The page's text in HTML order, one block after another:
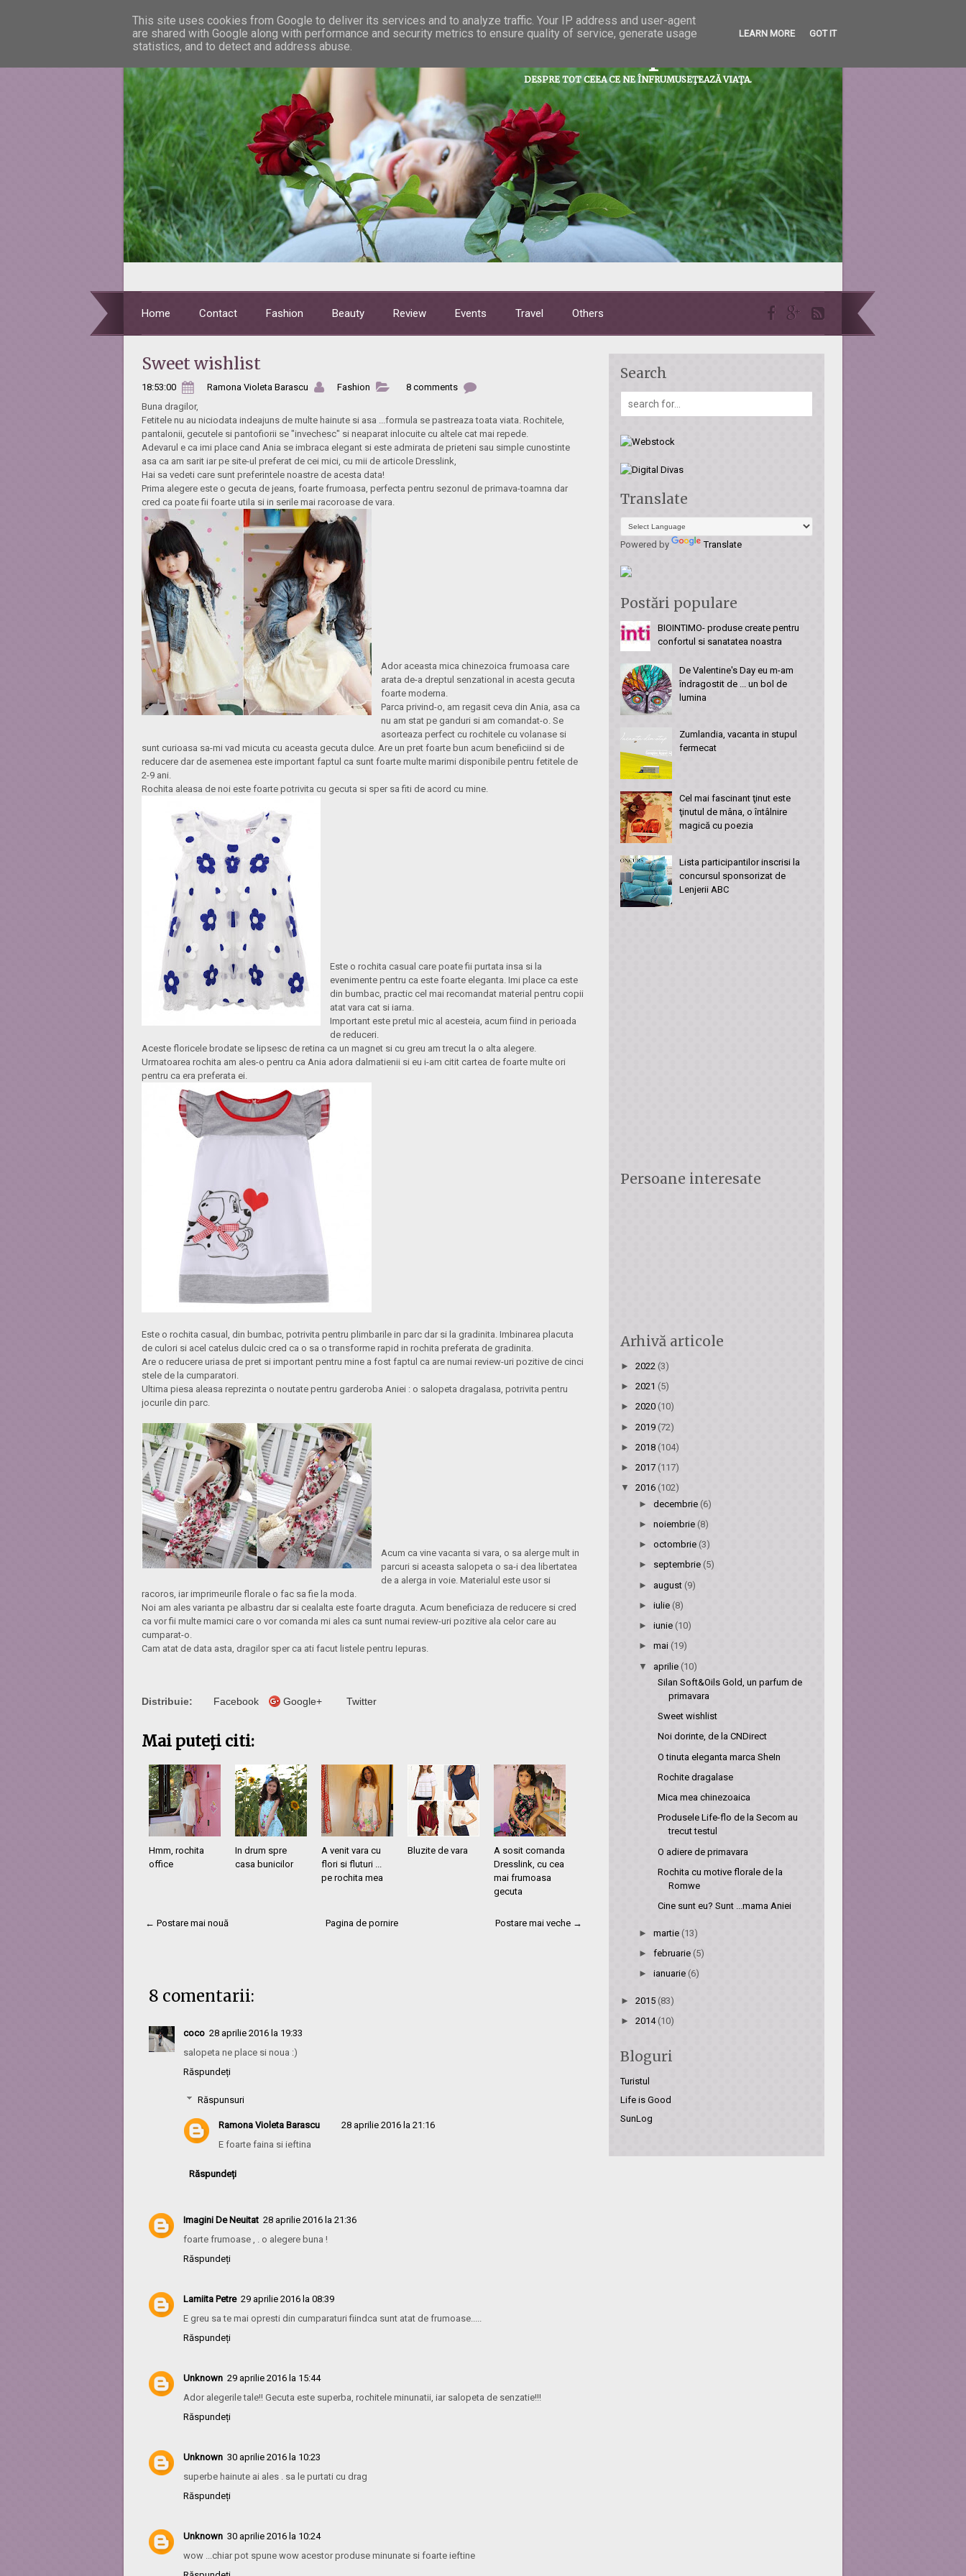
La taifas cu prietenii...
DESPRE TOT CEEA CE NE ÎNFRUMUSEŢEAZĂ VIAŢA.
Home Contact Fashion Beauty Review Events Travel Others
Sweet wishlist
18:53:00 Ramona Violeta Barascu Fashion
8 comments
Buna dragilor,
Fetitele nu au niciodata indeajuns de multe hainute si asa ...formula se pastreaza toata viata. Rochitele,
pantalonii, gecutele si pantofiorii se "invechesc" si neaparat inlocuite cu altele cat mai repede.
Adevarul e ca imi place cand Ania se imbraca elegant si este admirata de prieteni sau simple cunostinte
asa ca am sarit iar pe site-ul preferat de cei mici, cu mii de articole Dresslink,
Hai sa vedeti care sunt preferintele noastre de acesta data!
Prima alegere este o gecuta de jeans, foarte frumoasa, perfecta pentru sezonul de primava-toamna dar
cred ca poate fii foarte utila si in serile mai racoroase de vara.
Ador aceasta mica chinezoica frumoasa care
arata de-a dreptul senzational in acesta gecuta
foarte moderna.
Parca privind-o, am regasit ceva din Ania, asa ca
nu am stat pe ganduri si am comandat-o. Se
asorteaza perfect cu rochitele cu volanase si
sunt curioasa sa-mi vad micuta cu aceasta gecuta dulce. Are un pret foarte bun acum beneficiind si de
reducere dar de asemenea este important faptul ca sunt foarte multe marimi disponibile pentru fetitele de
2-9 ani.
Rochita aleasa de noi este foarte potrivita cu gecuta si sper sa fiti de acord cu mine.
Este o rochita casual care poate fii purtata insa si la
evenimente pentru ca este foarte eleganta. Imi place ca este
din bumbac, practic cel mai recomandat material pentru copii
atat vara cat si iarna.
Important este pretul mic al acesteia, acum fiind in perioada
de reduceri.
Aceste floricele brodate se lipsesc de retina ca un magnet si cu greu am trecut la o alta alegere.
Urmatoarea rochita am ales-o pentru ca Ania adora dalmatienii si eu i-am citit cartea de foarte multe ori
pentru ca era preferata ei.
Este o rochita casual, din bumbac, potrivita pentru plimbarile in parc dar si la gradinita. Imbinarea placuta
de culori si acel catelus dulcic cred ca o sa o transforme rapid in rochita preferata de gradinita.
Are o reducere uriasa de pret si important pentru mine a fost faptul ca are numai review-uri pozitive de cinci
stele de la cumparatori.
Ultima piesa aleasa reprezinta o noutate pentru garderoba Aniei : o salopeta dragalasa, potrivita pentru
jocurile din parc.
Acum ca vine vacanta si vara, o sa alerge mult in
parcuri si aceasta salopeta o sa-i dea libertatea
de a alerga in voie. Materialul este usor si
racoros, iar imprimeurile florale o fac sa fie la moda.
Noi am ales varianta pe albastru dar si cealalta este foarte draguta. Acum beneficiaza de reducere si cred
ca vor fii multe mamici care o vor comanda mi ales ca sunt numai review-uri pozitive ala celor care au
cumparat-o.
Cam atat de data asta, dragilor sper ca ati facut listele pentru Iepuras.
Distribuie: Facebook Google+ Twitter
Mai puteţi citi:
Hmm, rochita
office
In drum spre
casa bunicilor
A venit vara cu
flori si fluturi ...
pe rochita mea
Bluzite de vara
A sosit comanda
Dresslink, cu cea
mai frumoasa
gecuta
← Postare mai nouă Postare mai veche →
Pagina de pornire
8 comentarii:
coco 28 aprilie 2016 la 19:33
salopeta ne place si noua :)
Răspundeți
Răspunsuri
Ramona Violeta Barascu
28 aprilie 2016 la 21:16
E foarte faina si ieftina
Răspundeți
Imagini De Neuitat 28 aprilie 2016 la 21:36
foarte frumoase , . o alegere buna !
Răspundeți
Lamiita Petre 29 aprilie 2016 la 08:39
E greu sa te mai opresti din cumparaturi fiindca sunt atat de frumoase.....
Răspundeți
Unknown 29 aprilie 2016 la 15:44
Ador alegerile tale!! Gecuta este superba, rochitele minunatii, iar salopeta de senzatie!!!
Răspundeți
Unknown 30 aprilie 2016 la 10:23
superbe hainute ai ales . sa le purtati cu drag
Răspundeți
Unknown 30 aprilie 2016 la 10:24
wow ...chiar pot spune wow acestor produse minunate si foarte ieftine
Search
Translate
Powered by Translate
Postări populare
BIOINTIMO- produse create pentru
confortul si sanatatea noastra
De Valentine's Day eu m-am
îndragostit de ... un bol de
lumina
Zumlandia, vacanta in stupul
fermecat
Cel mai fascinant ţinut este
ţinutul de mâna, o întâlnire
magică cu poezia
Lista participantilor inscrisi la
concursul sponsorizat de
Lenjerii ABC
Persoane interesate
Arhivă articole
► 2022 (3)
► 2021 (5)
► 2020 (10)
► 2019 (72)
► 2018 (104)
► 2017 (117)
▼ 2016 (102)
►decembrie (6)
►noiembrie(8)
►octombrie (3)
► septembrie (5)
►august (9)
►iulie(8)
►iunie (10)
►mai(19)
▼aprilie (10)
Silan Soft&Oils Gold, un parfum de
primavara
Sweet wishlist
Noi dorinte, de la CNDirect
O tinuta eleganta marca SheIn
Rochite dragalase
Mica mea chinezoaica
Produsele Life-flo de la Secom au
trecut testul
O adiere de primavara
Rochita cu motive florale de la
Romwe
Cine sunt eu? Sunt ...mama Aniei
►martie (13)
►februarie (5)
►ianuarie (6)
► 2015 (83)
► 2014 (10)
Bloguri
Turistul
Life is Good
SunLog
This site uses cookies from Google to deliver its services and to analyze traffic. Your IP address and user-agent
are shared with Google along with performance and security metrics to ensure quality of service, generate usage
statistics, and to detect and address abuse.
LEARN MORE GOT IT